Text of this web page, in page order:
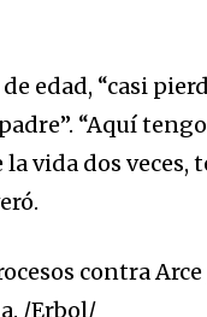
website or click
privacy and
edad, “casi
“Aquí
vida dos veces,
contra
/Erbol/